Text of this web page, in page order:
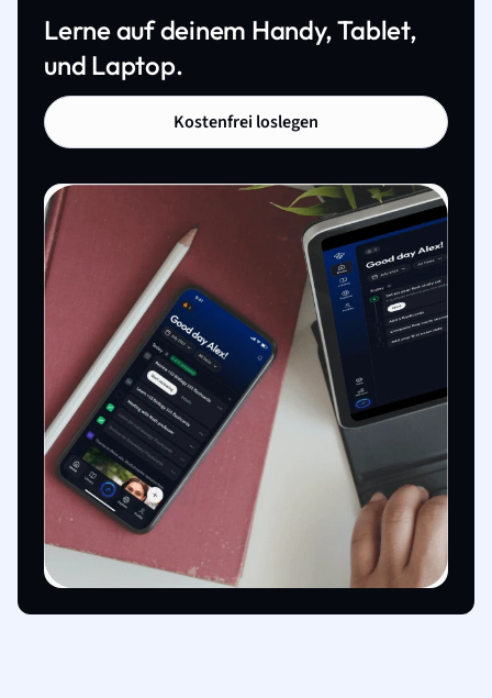
Lerne auf deinem Handy, Tablet,
und Laptop.
Kostenfrei loslegen